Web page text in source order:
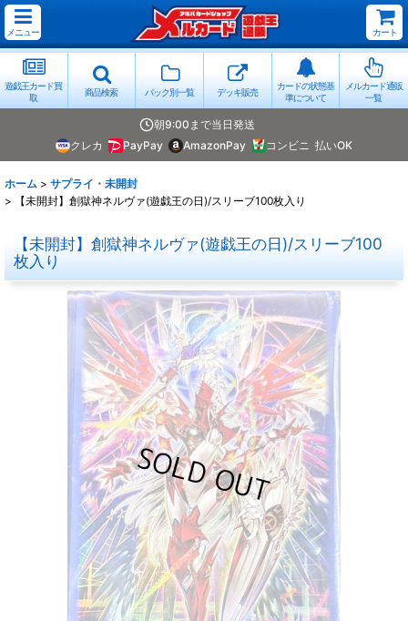
メニュー カート
遊戯王カード買
取
商品検索 パック別一覧 デッキ販売
カードの状態基
準について
メルカード通販
一覧
朝9:00まで当日発送
クレカ
PayPay AmazonPay コンビニ 払いOK
ホーム > サプライ・未開封
>
【未開封】創獄神ネルヴァ(遊戯王の日)/スリーブ100枚入り
【未開封】創獄神ネルヴァ(遊戯王の日)/スリーブ100
枚入り